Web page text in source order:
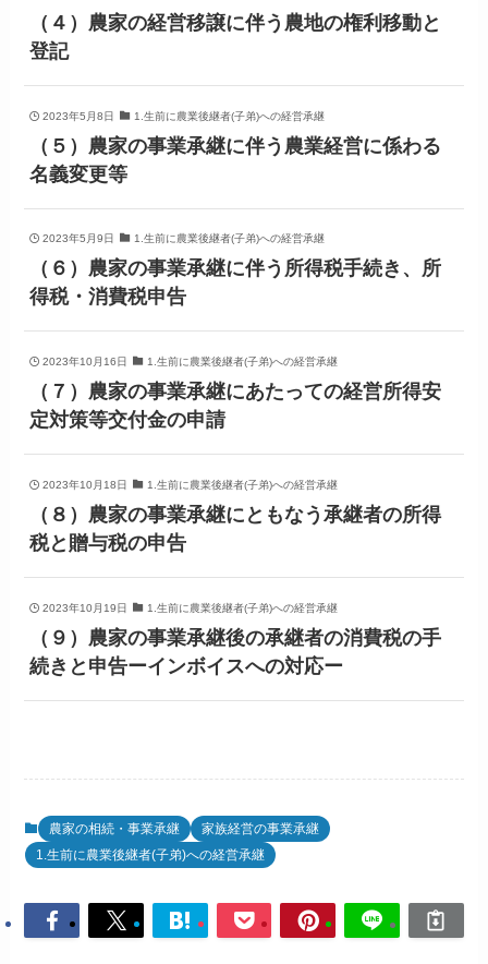
（４）農家の経営移譲に伴う農地の権利移動と
登記
2023年5月8日 1.生前に農業後継者(子弟)への経営承継
（５）農家の事業承継に伴う農業経営に係わる
名義変更等
2023年5月9日 1.生前に農業後継者(子弟)への経営承継
（６）農家の事業承継に伴う所得税手続き、所
得税・消費税申告
2023年10月16日 1.生前に農業後継者(子弟)への経営承継
（７）農家の事業承継にあたっての経営所得安
定対策等交付金の申請
2023年10月18日 1.生前に農業後継者(子弟)への経営承継
（８）農家の事業承継にともなう承継者の所得
税と贈与税の申告
2023年10月19日 1.生前に農業後継者(子弟)への経営承継
（９）農家の事業承継後の承継者の消費税の手
続きと申告ーインボイスへの対応ー
農家の相続・事業承継
家族経営の事業承継
1.生前に農業後継者(子弟)への経営承継